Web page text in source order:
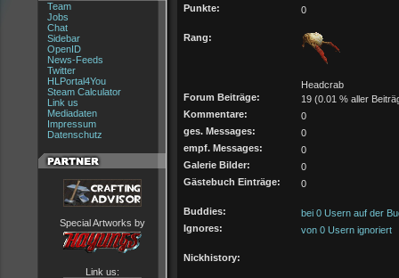
Team
Jobs
Chat
Sidebar
OpenID
News-Feeds
Twitter
HLPortal4You
Steam Calculator
Link us
Mediadaten
Impressum
Datenschutz
Special Artworks by
Link us:
Punkte:
0
Rang:
Headcrab
Forum Beiträge:
19 (0.01 % aller
Kommentare:
0
ges. Messages:
0
empf. Messages:
0
Galerie Bilder:
0
Gästebuch Einträge:
0
Buddies:
bei 0 Usern auf der
Ignores:
von 0 Usern ignoriert
Nickhistory: